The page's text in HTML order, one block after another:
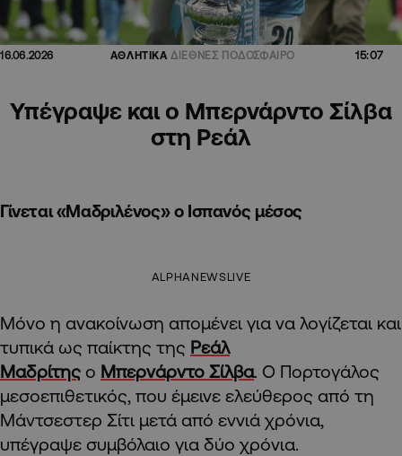
16.06.2026 ΑΘΛΗΤΙΚΑ ΔΙΕΘΝΕΣ ΠΟΔΟΣΦΑΙΡΟ 15:07
Υπέγραψε και ο Μπερνάρντο Σίλβα
στη Ρεάλ
Γίνεται «Μαδριλένος» ο Ισπανός μέσος
ALPHANEWSLIVE
Μόνο η ανακοίνωση απομένει για να λογίζεται και
τυπικά ως παίκτης της Ρεάλ
Μαδρίτης ο Μπερνάρντο Σίλβα. Ο Πορτογάλος
μεσοεπιθετικός, που έμεινε ελεύθερος από τη
Μάντσεστερ Σίτι μετά από εννιά χρόνια,
υπέγραψε συμβόλαιο για δύο χρόνια.